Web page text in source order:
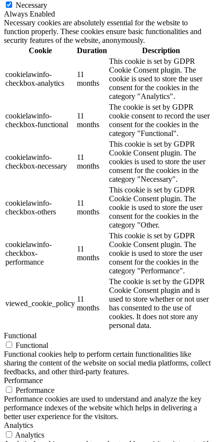
Necessary
Always Enabled
Necessary cookies are absolutely essential for the website to
function properly. These cookies ensure basic functionalities and
security features of the website, anonymously.
Cookie
Duration Description
cookielawinfo-
checkbox-analytics
11
months
This cookie is set by GDPR
Cookie Consent plugin. The
cookie is used to store the user
consent for the cookies in the
category "Analytics".
cookielawinfo-
checkbox-functional
11
months
The cookie is set by GDPR
cookie consent to record the user
consent for the cookies in the
category "Functional".
cookielawinfo-
checkbox-necessary
11
months
This cookie is set by GDPR
Cookie Consent plugin. The
cookies is used to store the user
consent for the cookies in the
category "Necessary".
cookielawinfo-
checkbox-others
11
months
This cookie is set by GDPR
Cookie Consent plugin. The
cookie is used to store the user
consent for the cookies in the
category "Other.
cookielawinfo-
checkbox-
performance
11
months
This cookie is set by GDPR
Cookie Consent plugin. The
cookie is used to store the user
consent for the cookies in the
category "Performance".
viewed_cookie_policy
11
months
The cookie is set by the GDPR
Cookie Consent plugin and is
used to store whether or not user
has consented to the use of
cookies. It does not store any
personal data.
Functional
Functional
Functional cookies help to perform certain functionalities like
sharing the content of the website on social media platforms, collect
feedbacks, and other third-party features.
Performance
Performance
Performance cookies are used to understand and analyze the key
performance indexes of the website which helps in delivering a
better user experience for the visitors.
Analytics
Analytics